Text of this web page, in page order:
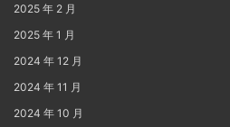
2025 年 2 月
2025 年 1 月
2024 年 12 月
2024 年 11 月
2024 年 10 月